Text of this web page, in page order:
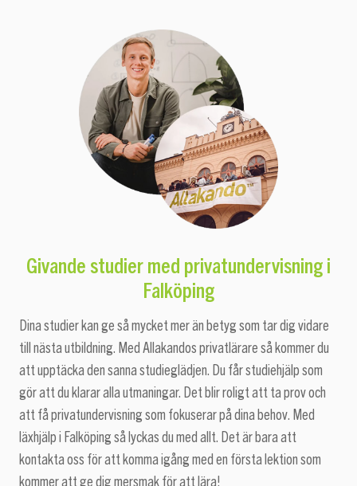
Givande studier med privatundervisning i
Falköping
Dina studier kan ge så mycket mer än betyg som tar dig vidare
till nästa utbildning. Med Allakandos privatlärare så kommer du
att upptäcka den sanna studieglädjen. Du får studiehjälp som
gör att du klarar alla utmaningar. Det blir roligt att ta prov och
att få privatundervisning som fokuserar på dina behov. Med
läxhjälp i Falköping så lyckas du med allt. Det är bara att
kontakta oss för att komma igång med en första lektion som
kommer att ge dig mersmak för att lära!